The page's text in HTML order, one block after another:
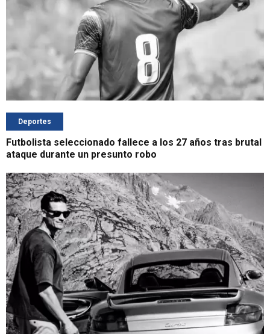
Deportes
Futbolista seleccionado fallece a los 27 años tras brutal
ataque durante un presunto robo